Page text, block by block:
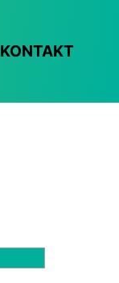
KONTAKT